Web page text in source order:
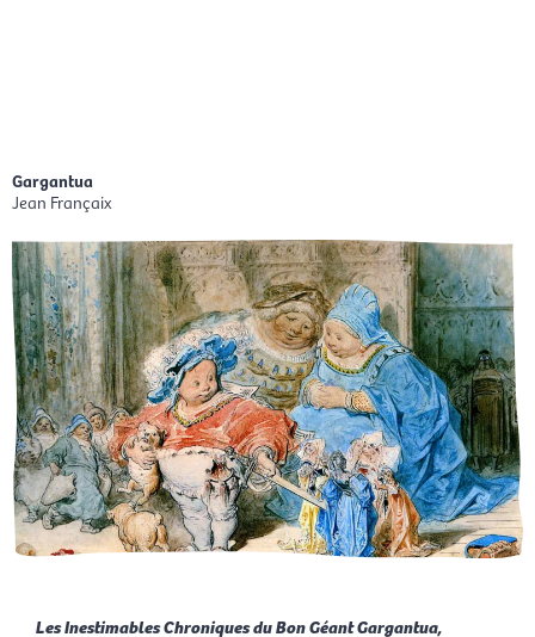
Gargantua
Jean Françaix
Les Inestimables Chroniques du Bon Géant Gargantua,